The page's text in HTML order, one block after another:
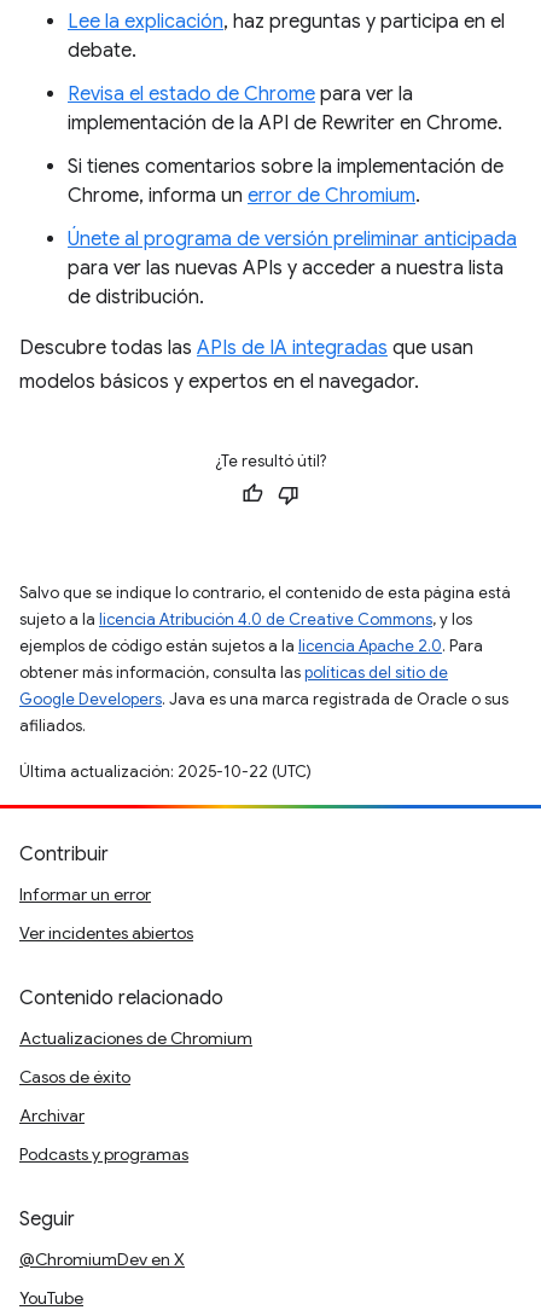
Lee la explicación, haz preguntas y participa en el
debate.
Revisa el estado de Chrome para ver la
implementación de la API de Rewriter en Chrome.
Si tienes comentarios sobre la implementación de
Chrome, informa un error de Chromium.
Únete al programa de versión preliminar anticipada
para ver las nuevas APIs y acceder a nuestra lista
de distribución.
Descubre todas las APIs de IA integradas que usan
modelos básicos y expertos en el navegador.
¿Te resultó útil?
Salvo que se indique lo contrario, el contenido de esta página está
sujeto a la licencia Atribución 4.0 de Creative Commons, y los
ejemplos de código están sujetos a la licencia Apache 2.0. Para
obtener más información, consulta laspolíticas del sitio de
Google Developers. Java es una marca registrada de Oracle o sus
afiliados.
Última actualización: 2025-10-22 (UTC)
Contribuir
Informar un error
Ver incidentes abiertos
Contenido relacionado
Actualizaciones de Chromium
Casos de éxito
Archivar
Podcasts y programas
Seguir
@ChromiumDev en X
YouTube